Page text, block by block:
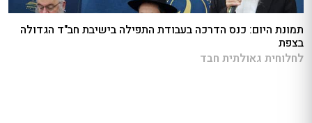
תמונת היום: כנס הדרכה בעבודת התפילה בישיבת חב"ד הגדולה
בצפת
לחלוחית גאולתית חבד